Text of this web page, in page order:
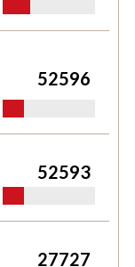
52596
52593
27727